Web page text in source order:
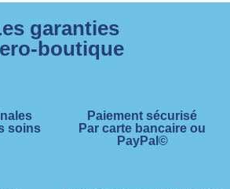
garanties
boutique
soins
Paiement sécurisé
Par carte bancaire ou
PayPal©